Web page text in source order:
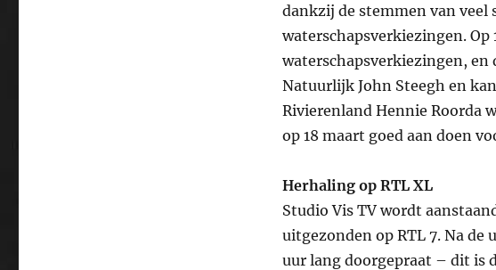
dankzij de stemmen van veel
waterschapsverkiezingen. Op
waterschapsverkiezingen,
Natuurlijk John Steegh en
Rivierenland Hennie Roorda
op 18 maart goed aan doen
Herhaling op RTL XL
Studio Vis TV wordt
uitgezonden op RTL 7. Na
uur lang doorgepraat – dit is